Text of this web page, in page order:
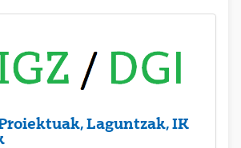
Laguntzak, IK